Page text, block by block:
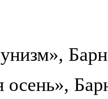
осень»,